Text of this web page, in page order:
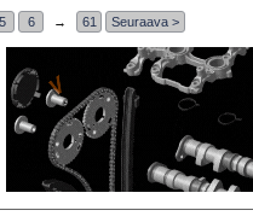
5 6 → 61 Seuraava >